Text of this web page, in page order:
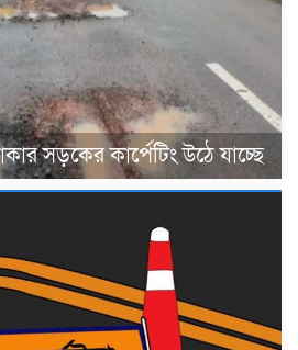
সড়কের কার্পেটিং উঠে যাচ্ছে